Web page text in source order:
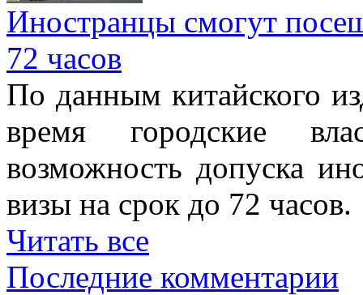
Иностранцы смогут
72 часов
По данным китайского
время городские
возможность допуска
визы на срок до 72 часов.
Читать все
Последние комментарии